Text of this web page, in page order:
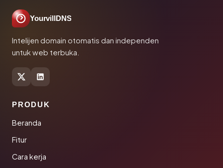
YourvillDNS
Intelijen domain otomatis dan independen
untuk web terbuka.
PRODUK
Beranda
Fitur
Cara kerja